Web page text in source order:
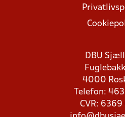
DBU
4000
Telefon:
CVR: 6369